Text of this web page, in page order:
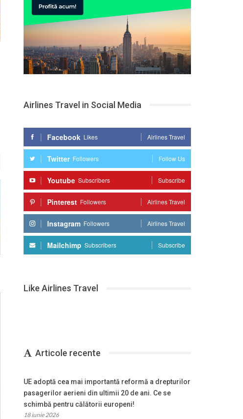
Airlines Travel in Social Media
Facebook Likes Airlines Travel
Twitter Followers Follow Us
Youtube Subscribers Subscribe
Pinterest Followers Airlines Travel
Instagram Followers Airlines Travel
Mailchimp Subscribers Subscribe
Like Airlines Travel
Articole recente
UE adoptă cea mai importantă reformă a drepturilor
pasagerilor aerieni din ultimii 20 de ani. Ce se
schimbă pentru călătorii europeni!
18 iunie 2026